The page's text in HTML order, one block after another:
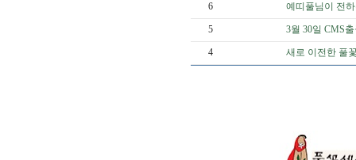
6 예띠풀님이 전
5 3월 30일 CMS
4 새로 이전한 풀